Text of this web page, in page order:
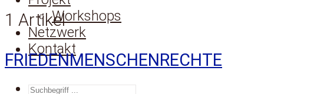
Workshops
Netzwerk
Kontakt
1 Artikel
FRIEDENMENSCHENRECHTE